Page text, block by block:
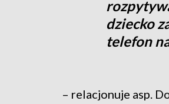
dziecko
telefon
– relacjonuje asp.